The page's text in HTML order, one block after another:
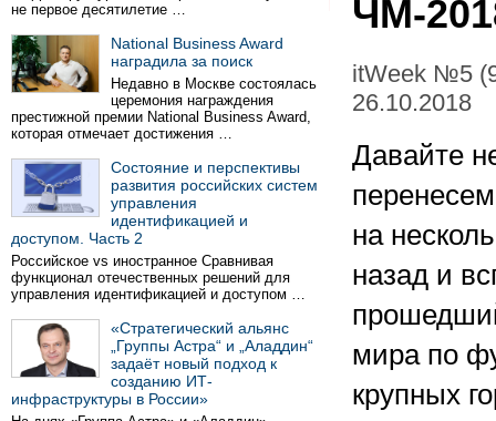
не первое десятилетие …
National Business Award
наградила за поиск
Недавно в Москве состоялась
церемония награждения
престижной премии National Business Award,
которая отмечает достижения …
Состояние и перспективы
развития российских систем
управления
идентификацией и
доступом. Часть 2
Российское vs иностранное Сравнивая
функционал отечественных решений для
управления идентификацией и доступом …
«Стратегический альянс
„Группы Астра“ и „Аладдин“
задаёт новый подход к
созданию ИТ-
инфраструктуры в России»
ЧМ-
itWeek №5
26.10.2018
Давайте
на
назад и
мира по
крупных